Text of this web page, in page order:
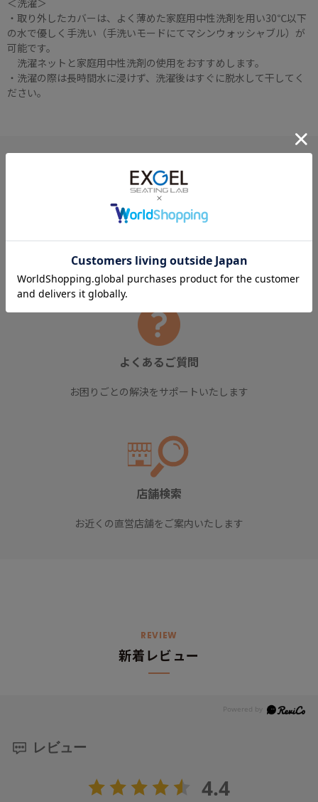
各種ご利用方法をご案内いたします
よくあるご質問
お困りごとの解決をサポートいたします
店舗検索
お近くの直営店舗をご案内いたします
＜洗濯＞
・取り外したカバーは、よく薄めた家庭用中性洗剤を用い30℃以下
の水で優しく手洗い（手洗いモードにてマシンウォッシャブル）が
可能です。
洗濯ネットと家庭用中性洗剤の使用をおすすめします。
・洗濯の際は長時間水に浸けず、洗濯後はすぐに脱水して干してく
ださい。
REVIEW
新着レビュー
レビュー
4.4